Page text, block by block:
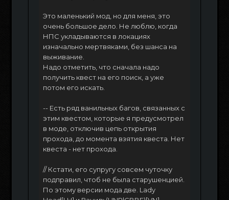
Это маленький мод, но для меня, это
очень большое дело. Не люблю, когда
НПС укладываются в локациях
изначально мертвяками, без шанса на
выживание.
Надо отметить, что сначала надо
получить квест на его поиск, а уже
потом его искать.
-- Есть ряд ванильных багов, связанных с
этим квестом, которые я предусмотрел
в моде, отключив цепь открытия
прохода, до момента взятия квеста. Нет
квеста - нет прохода.
// Кстати, его супругу совсем чуточку
подправил, чтоб не была старушенцией.
По этому версии мода две. Lady